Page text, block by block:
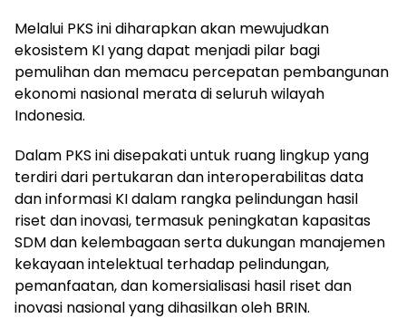
Melalui PKS ini diharapkan akan mewujudkan
ekosistem KI yang dapat menjadi pilar bagi
pemulihan dan memacu percepatan pembangunan
ekonomi nasional merata di seluruh wilayah
Indonesia.
Dalam PKS ini disepakati untuk ruang lingkup yang
terdiri dari pertukaran dan interoperabilitas data
dan informasi KI dalam rangka pelindungan hasil
riset dan inovasi, termasuk peningkatan kapasitas
SDM dan kelembagaan serta dukungan manajemen
kekayaan intelektual terhadap pelindungan,
pemanfaatan, dan komersialisasi hasil riset dan
inovasi nasional yang dihasilkan oleh BRIN.